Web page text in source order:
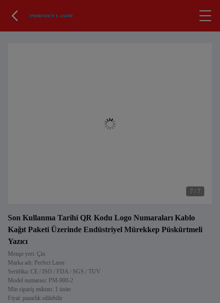
7 / 7
Son Kullanma Tarihi QR Kodu Logo Numaraları Kablo
Kağıt Paketi Üzerinde Endüstriyel Mürekkep Püskürtmeli
Yazıcı
Menşe yeri: Çin
Marka adı: Perfect Laser
Sertifika: CE / ISO / FDA / SGS / TUV
Model numarası: PM-900-2
Min sipariş miktarı: 1 ünite
Fiyat: pazarlık edilebilir